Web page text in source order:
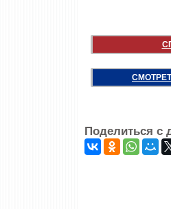
Поделиться с